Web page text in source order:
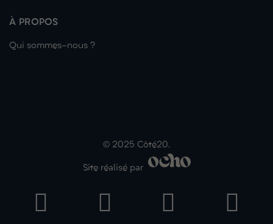
À PROPOS
Qui sommes-nous ?
© 2025 Côté20.
Site réalisé par